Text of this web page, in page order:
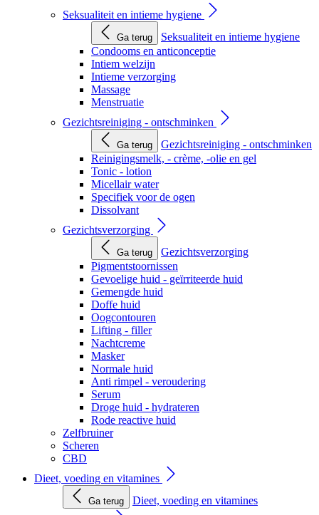
Seksualiteit en intieme hygiene
Ga terug
Seksualiteit en intieme hygiene
Condooms en anticonceptie
Intiem welzijn
Intieme verzorging
Massage
Menstruatie
Gezichtsreiniging - ontschminken
Ga terug
Gezichtsreiniging - ontschminken
Reinigingsmelk, - crème, -olie en gel
Tonic - lotion
Micellair water
Specifiek voor de ogen
Dissolvant
Gezichtsverzorging
Ga terug
Gezichtsverzorging
Pigmentstoornissen
Gevoelige huid - geïrriteerde huid
Gemengde huid
Doffe huid
Oogcontouren
Lifting - filler
Nachtcreme
Masker
Normale huid
Anti rimpel - veroudering
Serum
Droge huid - hydrateren
Rode reactive huid
Zelfbruiner
Scheren
CBD
Dieet, voeding en vitamines
Ga terug
Dieet, voeding en vitamines